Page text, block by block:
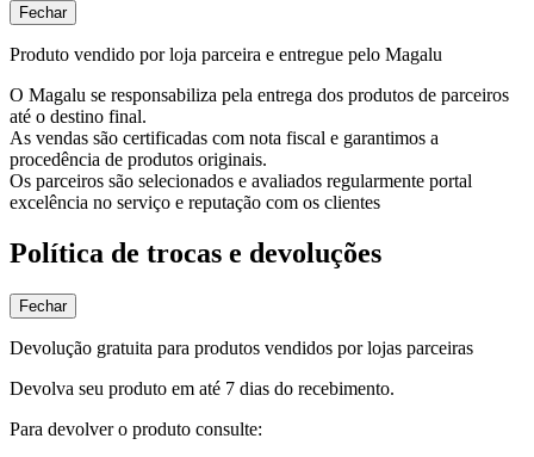
Fechar
Produto vendido por loja parceira e entregue pelo Magalu
O Magalu se responsabiliza pela entrega dos produtos de parceiros
até o destino final.
As vendas são certificadas com nota fiscal e garantimos a
procedência de produtos originais.
Os parceiros são selecionados e avaliados regularmente portal
excelência no serviço e reputação com os clientes
Política de trocas e devoluções
Fechar
Devolução gratuita para produtos vendidos por lojas parceiras
Devolva seu produto em até 7 dias do recebimento.
Para devolver o produto consulte: